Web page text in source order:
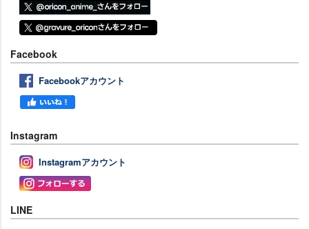
Facebook
Facebookアカウント
Instagram
Instagramアカウント
LINE